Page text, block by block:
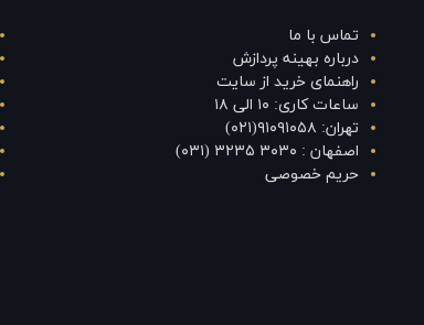
تماس با ما
درباره بهینه پردازش
راهنمای خرید از سایت
ساعات کاری: ۱۰ الی ۱۸
تهران: ۹۱۰۹۱۰۵۸(۰۲۱)
اصفهان : ۳۰۳۰ ۳۲۳۵ (۰۳۱)
حریم خصوصی